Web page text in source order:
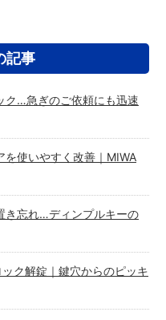
記事
ク…急ぎのご依頼にも迅速
を使いやすく改善｜MIWA
き忘れ…ディンプルキーの
ック解錠｜鍵穴からのピッキ